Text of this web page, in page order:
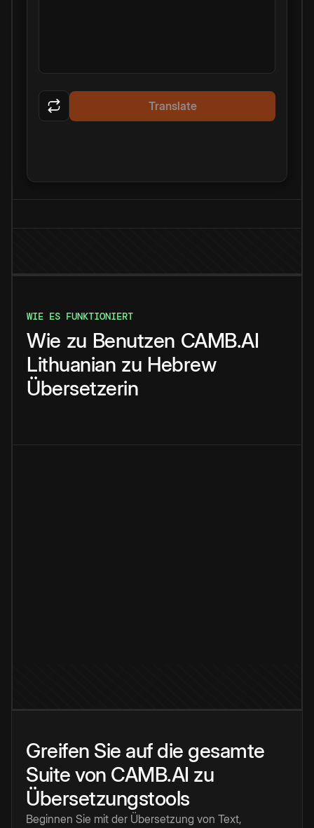
Translate
WIE ES FUNKTIONIERT
Wie zu Benutzen CAMB.AI
Lithuanian zu Hebrew
Übersetzerin
Greifen Sie auf die gesamte
Suite von CAMB.AI zu
Übersetzungstools
Beginnen Sie mit der Übersetzung von Text,